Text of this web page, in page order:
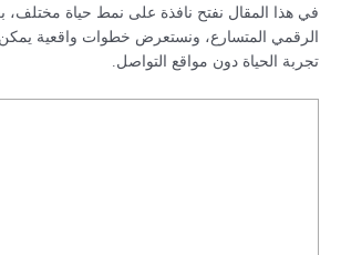
في هذا المقال نفتح نافذة على نمط حياة مختلف،
الرقمي المتسارع، ونستعرض خطوات واقعية
تجربة الحياة دون مواقع التواصل.